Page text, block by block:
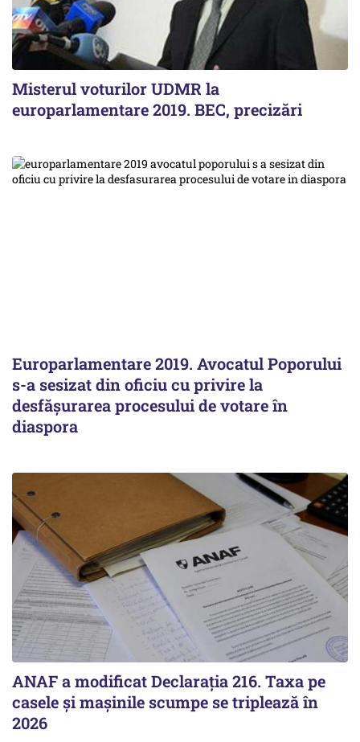
Misterul voturilor UDMR la
europarlamentare 2019. BEC, precizări
Europarlamentare 2019. Avocatul Poporului
s-a sesizat din oficiu cu privire la
desfăşurarea procesului de votare în
diaspora
ANAF a modificat Declarația 216. Taxa pe
casele și mașinile scumpe se triplează în
2026